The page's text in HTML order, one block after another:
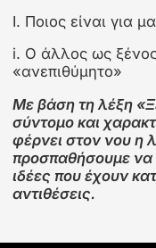
Διαφάνεια 1
Ι. Ποιος είναι για
i. Ο άλλος ως
«ανεπιθύμητο»
Με βάση τη λέξη
σύντομο και
φέρνει στον νου η
προσπαθήσουμε να
ιδέες που έχουν
αντιθέσεις.